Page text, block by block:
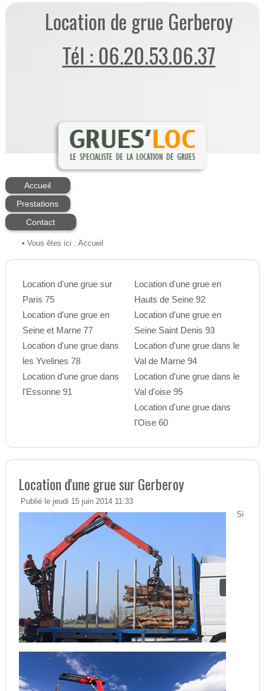
Location de grue Gerberoy
Tél : 06.20.53.06.37
Accueil
Prestations
Contact
• Vous êtes ici : Accueil
Location d'une grue sur
Paris 75
Location d'une grue en
Seine et Marne 77
Location d'une grue dans
les Yvelines 78
Location d'une grue dans
l'Essonne 91
Location d'une grue en
Hauts de Seine 92
Location d'une grue en
Seine Saint Denis 93
Location d'une grue dans le
Val de Marne 94
Location d'une grue dans le
Val d'oise 95
Location d'une grue dans
l'Oise 60
Location d'une grue sur Gerberoy
Publié le jeudi 15 juin 2014 11:33
Si